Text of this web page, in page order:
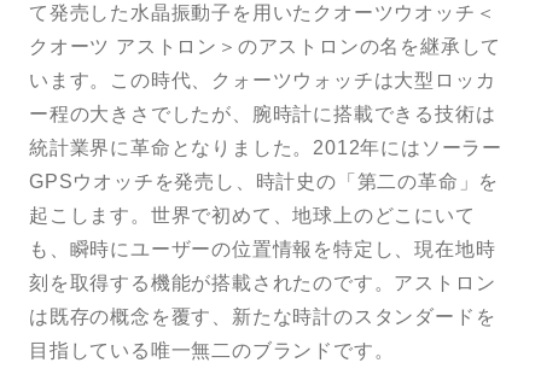
て発売した水晶振動子を用いたクオーツウオッチ＜
クオーツ アストロン＞のアストロンの名を継承して
います。この時代、クォーツウォッチは大型ロッカ
ー程の大きさでしたが、腕時計に搭載できる技術は
統計業界に革命となりました。 2012年にはソーラー
GPSウオッチを発売し、時計史の「第二の革命」を
起こします。世界で初めて、地球上のどこにいて
も、瞬時にユーザーの位置情報を特定し、現在地時
刻を取得する機能が搭載されたのです。 アストロン
は既存の概念を覆す、新たな時計のスタンダードを
目指している唯一無二のブランドです。